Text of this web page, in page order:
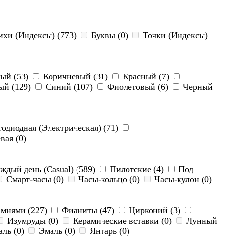
(Индексы) (773) Буквы (0)
Точки (Индексы)
(53) Коричневый (31)
Красный (7)
(129) Синий (107) Фиолетовый (6)
Черный
(Электрическая) (71)
(0)
день (Casual) (589) Пилотские (4)
Под
Смарт-часы (0) Часы-кольцо (0) Часы-кулон (0)
(227) Фианиты (47)
Цирконий (3)
Изумруды (0) Керамические вставки (0)
Лунный
(0) Эмаль (0) Янтарь (0)